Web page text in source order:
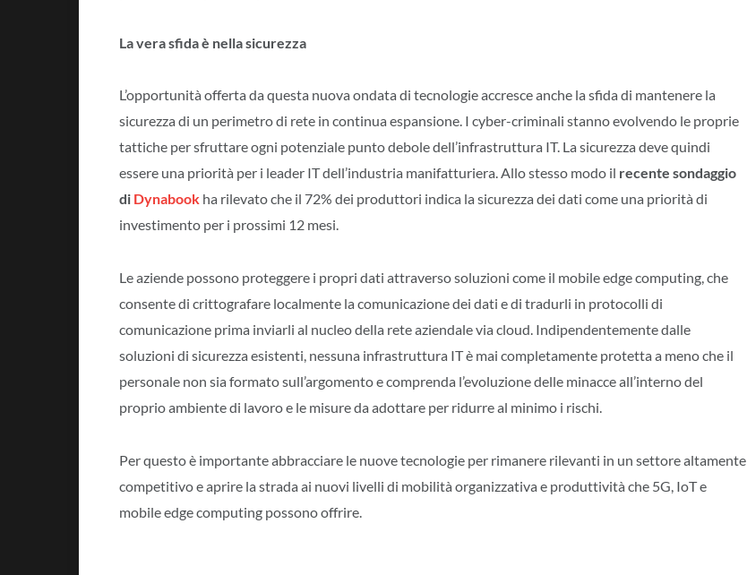
La vera sfida è nella sicurezza
L’opportunità offerta da questa nuova ondata di tecnologie accresce anche la sfida di mantenere la
sicurezza di un perimetro di rete in continua espansione. I cyber-criminali stanno evolvendo le proprie
tattiche per sfruttare ogni potenziale punto debole dell’infrastruttura IT. La sicurezza deve quindi
essere una priorità per i leader IT dell’industria manifatturiera. Allo stesso modo il recente sondaggio
di Dynabook ha rilevato che il 72% dei produttori indica la sicurezza dei dati come una priorità di
investimento per i prossimi 12 mesi.
Le aziende possono proteggere i propri dati attraverso soluzioni come il mobile edge computing, che
consente di crittografare localmente la comunicazione dei dati e di tradurli in protocolli di
comunicazione prima inviarli al nucleo della rete aziendale via cloud. Indipendentemente dalle
soluzioni di sicurezza esistenti, nessuna infrastruttura IT è mai completamente protetta a meno che il
personale non sia formato sull’argomento e comprenda l’evoluzione delle minacce all’interno del
proprio ambiente di lavoro e le misure da adottare per ridurre al minimo i rischi.
Per questo è importante abbracciare le nuove tecnologie per rimanere rilevanti in un settore altamente
competitivo e aprire la strada ai nuovi livelli di mobilità organizzativa e produttività che 5G, IoT e
mobile edge computing possono offrire.